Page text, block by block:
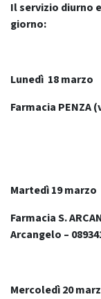
Il servizio diurno
giorno:
Lunedì 18 marzo
Farmacia PENZA (
Martedì 19 marzo
Farmacia S.
Arcangelo –
Mercoledì 20